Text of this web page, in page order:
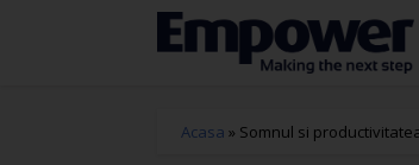
Acasa » Somnul si